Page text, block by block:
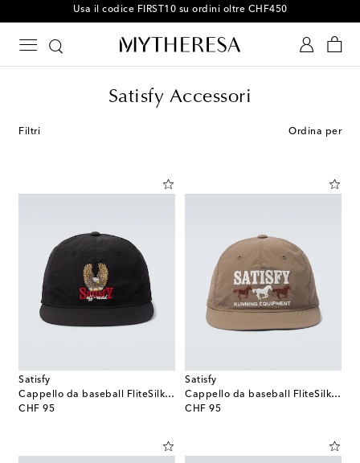
Usa il codice FIRST10 su ordini oltre CHF450
Satisfy Accessori
Filtri Ordina per
Satisfy
Cappello da baseball FliteSilk™ 5
CHF 95
original price
Satisfy
Cappello da baseball FliteSilk™ 5
CHF 95
original price